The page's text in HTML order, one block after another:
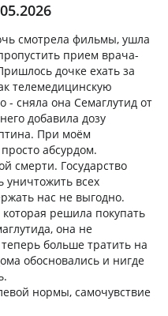
смотрела фильмы, ушла
прием врача-
дочке ехать за
телемедицинскую
- сняла она Семаглутид от
добавила дозу
При моём
абсурдом.
смерти. Государство
уничтожить всех
нас не выгодно.
решила покупать
она не
больше тратить на
обосновались и нигде
нормы, самочувствие